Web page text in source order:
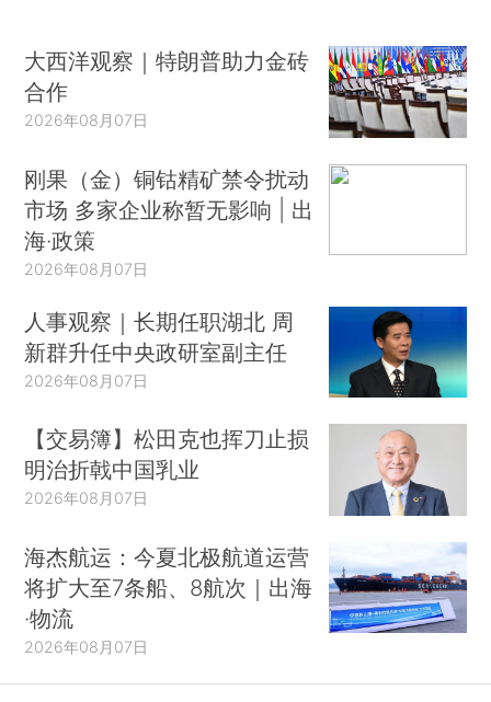
大西洋观察｜特朗普助力金砖
合作
2026年08月07日
刚果（金）铜钴精矿禁令扰动
市场 多家企业称暂无影响 | 出
海·政策
2026年08月07日
人事观察｜长期任职湖北 周
新群升任中央政研室副主任
2026年08月07日
【交易簿】松田克也挥刀止损
明治折戟中国乳业
2026年08月07日
海杰航运：今夏北极航道运营
将扩大至7条船、8航次｜出海
·物流
2026年08月07日